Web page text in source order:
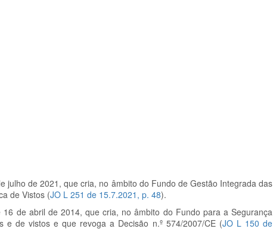
julho de 2021, que cria, no âmbito do Fundo de Gestão Integrada das
de Vistos (JO L 251 de 15.7.2021, p. 48).
de abril de 2014, que cria, no âmbito do Fundo para a Segurança
e de vistos e que revoga a Decisão n.º574/2007/CE (JO L 150 de